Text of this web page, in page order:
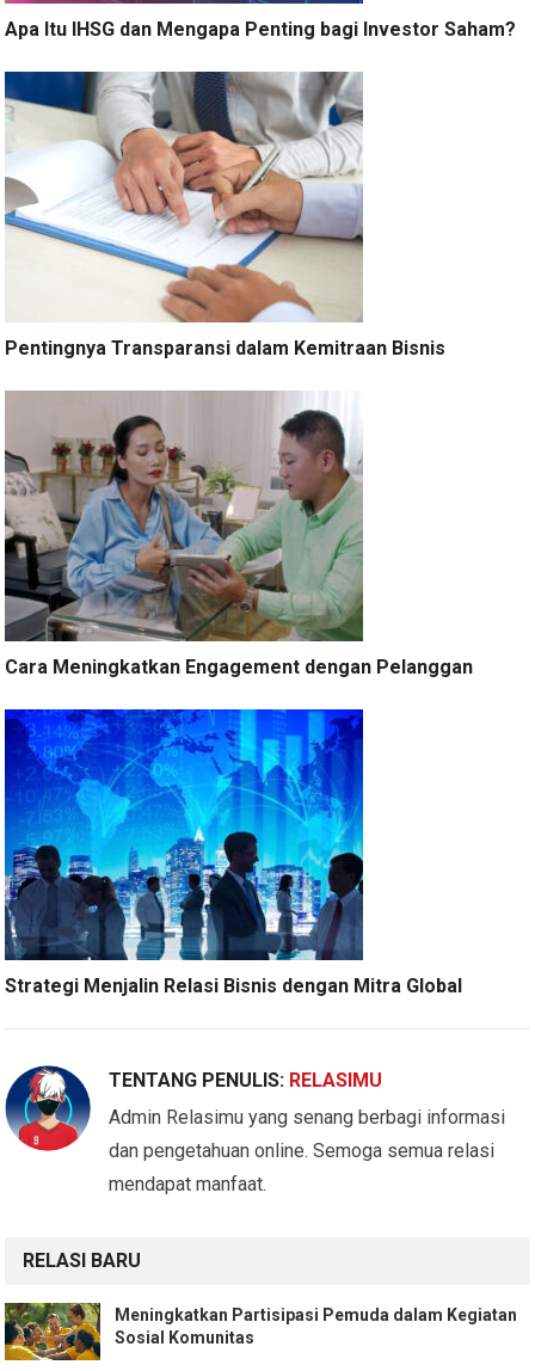
Apa Itu IHSG dan Mengapa Penting bagi Investor Saham?
Pentingnya Transparansi dalam Kemitraan Bisnis
Cara Meningkatkan Engagement dengan Pelanggan
Strategi Menjalin Relasi Bisnis dengan Mitra Global
TENTANG PENULIS: RELASIMU
Admin Relasimu yang senang berbagi informasi
dan pengetahuan online. Semoga semua relasi
mendapat manfaat.
RELASI BARU
Meningkatkan Partisipasi Pemuda dalam Kegiatan
Sosial Komunitas